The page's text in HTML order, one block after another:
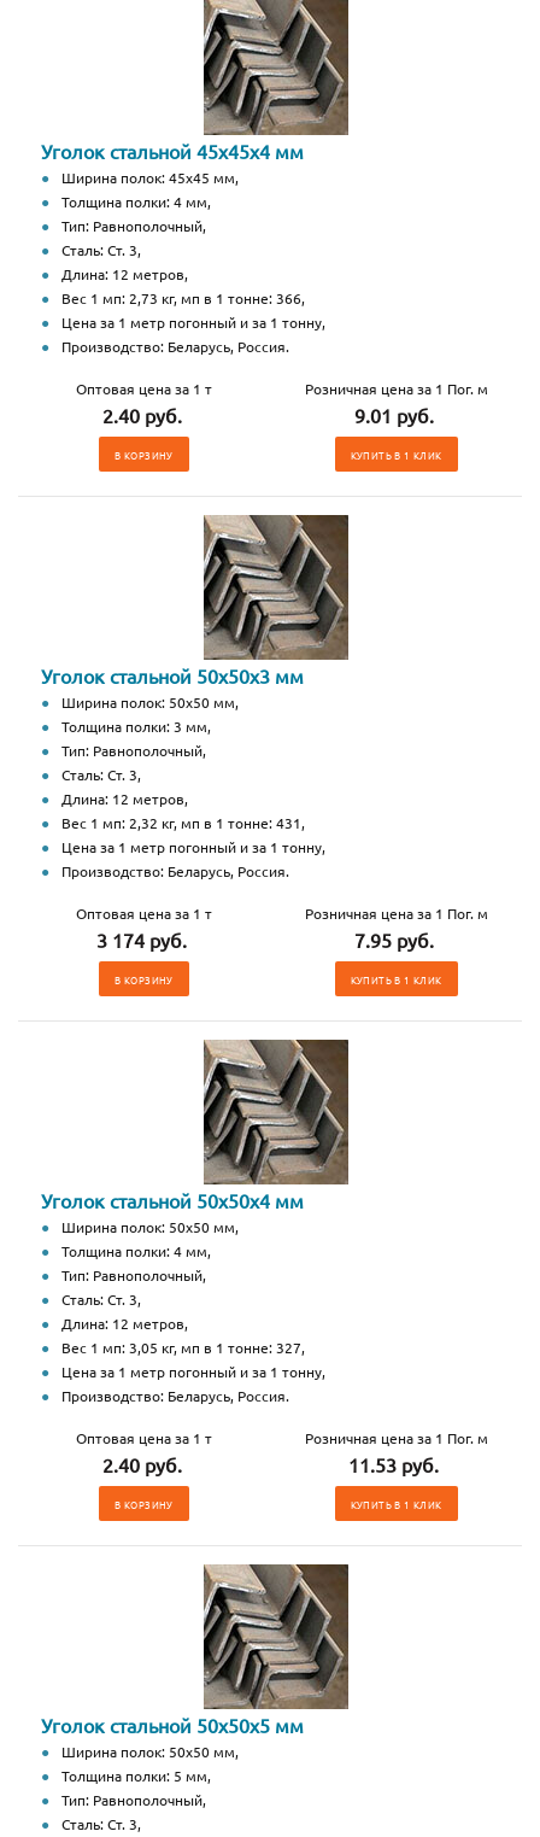
Уголок стальной 45х45х4 мм
Ширина полок: 45х45 мм,
Толщина полки: 4 мм,
Тип: Равнополочный,
Сталь: Ст. 3,
Длина: 12 метров,
Вес 1 мп: 2,73 кг, мп в 1 тонне: 366,
Цена за 1 метр погонный и за 1 тонну,
Производство: Беларусь, Россия.
Оптовая цена за 1 т
2.40 руб.
В КОРЗИНУ
Розничная цена за 1 Пог. м
9.01 руб.
КУПИТЬ В 1 КЛИК
Уголок стальной 50х50х3 мм
Ширина полок: 50х50 мм,
Толщина полки: 3 мм,
Тип: Равнополочный,
Сталь: Ст. 3,
Длина: 12 метров,
Вес 1 мп: 2,32 кг, мп в 1 тонне: 431,
Цена за 1 метр погонный и за 1 тонну,
Производство: Беларусь, Россия.
Оптовая цена за 1 т
3 174 руб.
В КОРЗИНУ
Розничная цена за 1 Пог. м
7.95 руб.
КУПИТЬ В 1 КЛИК
Уголок стальной 50х50х4 мм
Ширина полок: 50х50 мм,
Толщина полки: 4 мм,
Тип: Равнополочный,
Сталь: Ст. 3,
Длина: 12 метров,
Вес 1 мп: 3,05 кг, мп в 1 тонне: 327,
Цена за 1 метр погонный и за 1 тонну,
Производство: Беларусь, Россия.
Оптовая цена за 1 т
2.40 руб.
В КОРЗИНУ
Розничная цена за 1 Пог. м
11.53 руб.
КУПИТЬ В 1 КЛИК
Уголок стальной 50х50х5 мм
Ширина полок: 50х50 мм,
Толщина полки: 5 мм,
Тип: Равнополочный,
Сталь: Ст. 3,